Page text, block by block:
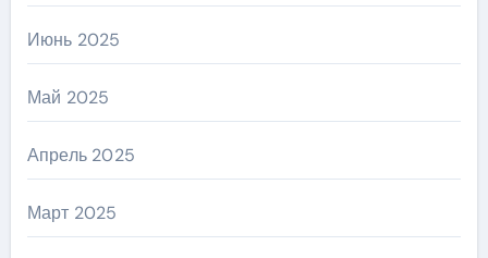
Июнь 2025
Май 2025
Апрель 2025
Март 2025